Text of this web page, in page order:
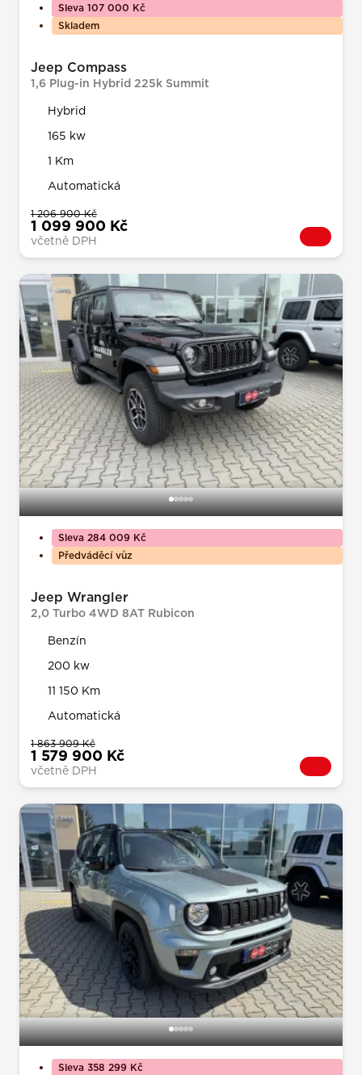
Sleva 107 000 Kč
Skladem
Jeep Compass
1,6 Plug-in Hybrid 225k Summit
Hybrid
165 kw
1 Km
Automatická
1 206 900 Kč
1 099 900 Kč
včetně DPH
Sleva 284 009 Kč
Předváděcí vůz
Jeep Wrangler
2,0 Turbo 4WD 8AT Rubicon
Benzín
200 kw
11 150 Km
Automatická
1 863 909 Kč
1 579 900 Kč
včetně DPH
Sleva 358 299 Kč